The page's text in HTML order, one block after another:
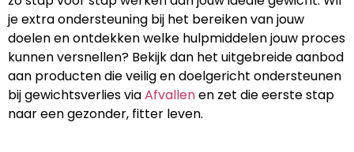
je extra ondersteuning bij het bereiken van jouw
doelen en ontdekken welke hulpmiddelen jouw proces
kunnen versnellen? Bekijk dan het uitgebreide aanbod
aan producten die veilig en doelgericht ondersteunen
bij gewichtsverlies viaAfvallenen zet die eerste stap
naar een gezonder, fitter leven.